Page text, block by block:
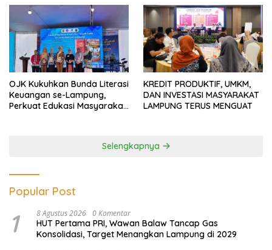
OJK Kukuhkan Bunda Literasi
Keuangan se-Lampung,
Perkuat Edukasi Masyarakat
KREDIT PRODUKTIF, UMKM,
DAN INVESTASI MASYARAKAT
LAMPUNG TERUS MENGUAT
Selengkapnya
Popular Post
1 8 Agustus 2026 0 Komentar
HUT Pertama PRI, Wawan Balaw Tancap Gas
Konsolidasi, Target Menangkan Lampung di 2029